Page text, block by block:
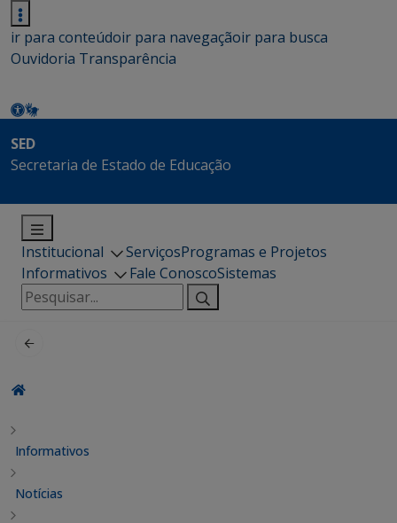
ir para conteúdoir para navegaçãoir para busca
Ouvidoria Transparência
SED
Secretaria de Estado de Educação
Institucional ServiçosProgramas e Projetos
Informativos
Fale ConoscoSistemas
Pesquisar
por:
Informativos
Notícias